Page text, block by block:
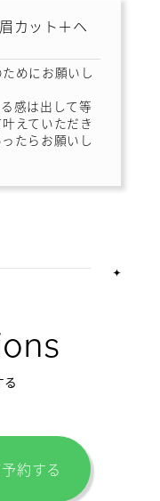
カット＋ヘ
めにお願いし
感は出して等
えていただき
たらお願いし
る
約する